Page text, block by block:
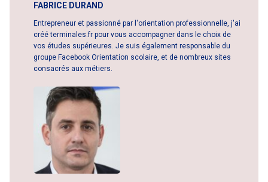
FABRICE DURAND
Entrepreneur et passionné par l'orientation professionnelle, j'ai
créé terminales.fr pour vous accompagner dans le choix de
vos études supérieures. Je suis également responsable du
groupe Facebook Orientation scolaire, et de nombreux sites
consacrés aux métiers.